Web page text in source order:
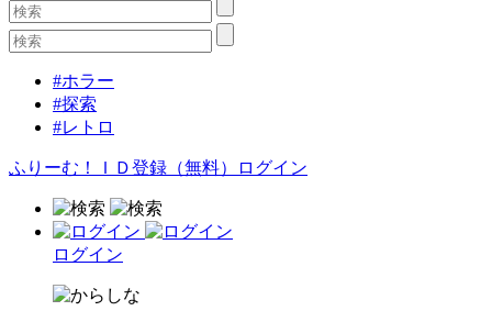
#ホラー
#探索
#レトロ
ふりーむ！ＩＤ登録（無料） ログイン
ログイン